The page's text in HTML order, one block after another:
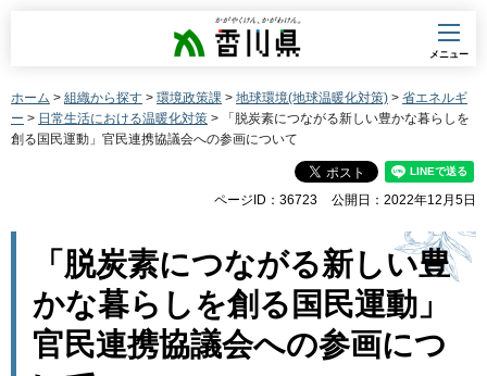
香川県
メニュー
ホーム > 組織から探す > 環境政策課 > 地球環境(地球温暖化対策) > 省エネルギ
ー > 日常生活における温暖化対策 > 「脱炭素につながる新しい豊かな暮らしを
創る国民運動」官民連携協議会への参画について
ページID：36723 公開日：2022年12月5日
「脱炭素につながる新しい豊
かな暮らしを創る国民運動」
官民連携協議会への参画につ